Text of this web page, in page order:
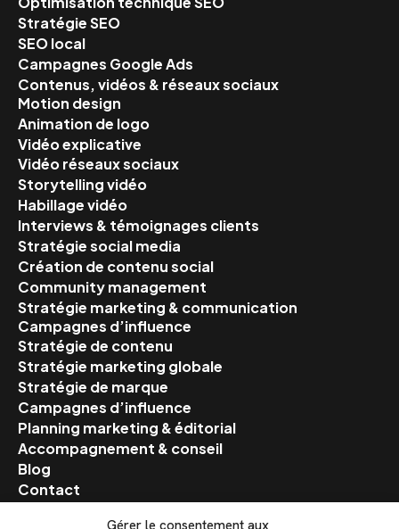
Gérer le consentement aux
Stratégie SEO
SEO local
Campagnes Google Ads
Contenus, vidéos & réseaux sociaux
Motion design
Animation de logo
Vidéo explicative
Vidéo réseaux sociaux
Storytelling vidéo
Habillage vidéo
Interviews & témoignages clients
Stratégie social media
Création de contenu social
Community management
Stratégie marketing & communication
Campagnes d’influence
Stratégie de contenu
Stratégie marketing globale
Stratégie de marque
Campagnes d’influence
Planning marketing & éditorial
Accompagnement & conseil
Blog
Contact